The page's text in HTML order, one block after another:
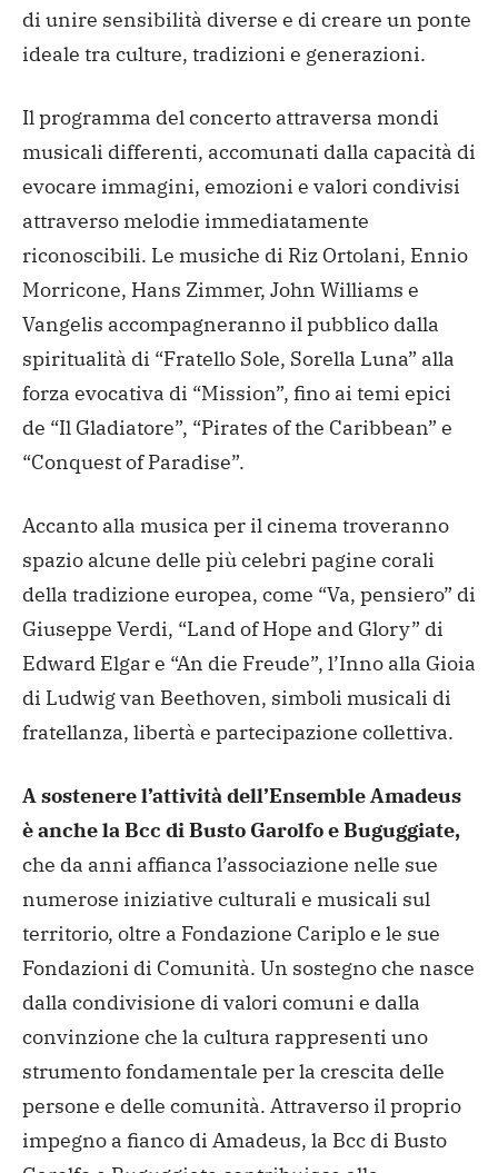
di unire sensibilità diverse e di creare un ponte
ideale tra culture, tradizioni e generazioni.
Il programma del concerto attraversa mondi
musicali differenti, accomunati dalla capacità di
evocare immagini, emozioni e valori condivisi
attraverso melodie immediatamente
riconoscibili. Le musiche di Riz Ortolani, Ennio
Morricone, Hans Zimmer, John Williams e
Vangelis accompagneranno il pubblico dalla
spiritualità di “Fratello Sole, Sorella Luna” alla
forza evocativa di “Mission”, fino ai temi epici
de “Il Gladiatore”, “Pirates of the Caribbean” e
“Conquest of Paradise”.
Accanto alla musica per il cinema troveranno
spazio alcune delle più celebri pagine corali
della tradizione europea, come “Va, pensiero” di
Giuseppe Verdi, “Land of Hope and Glory” di
Edward Elgar e “An die Freude”, l’Inno alla Gioia
di Ludwig van Beethoven, simboli musicali di
fratellanza, libertà e partecipazione collettiva.
A sostenere l’attività dell’Ensemble Amadeus
è anche la Bcc di Busto Garolfo e Buguggiate,
che da anni affianca l’associazione nelle sue
numerose iniziative culturali e musicali sul
territorio, oltre a Fondazione Cariplo e le sue
Fondazioni di Comunità. Un sostegno che nasce
dalla condivisione di valori comuni e dalla
convinzione che la cultura rappresenti uno
strumento fondamentale per la crescita delle
persone e delle comunità. Attraverso il proprio
impegno a fianco di Amadeus, la Bcc di Busto